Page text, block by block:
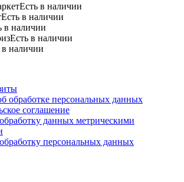
Есть в наличии
Есть в наличии
в наличии
Есть в наличии
в наличии
обработке персональных данных
соглашение
данных метрическими
персональных данных